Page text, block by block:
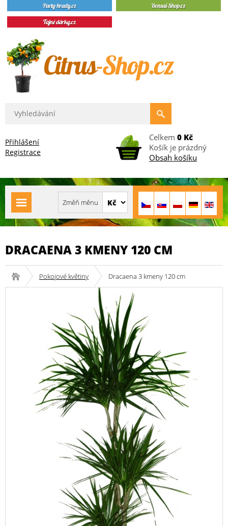
Přihlášení
Registrace
Celkem 0 Kč
Košík je prázdný
Obsah košíku
DRACAENA 3 KMENY 120 CM
Pokojové květiny Dracaena 3 kmeny 120 cm